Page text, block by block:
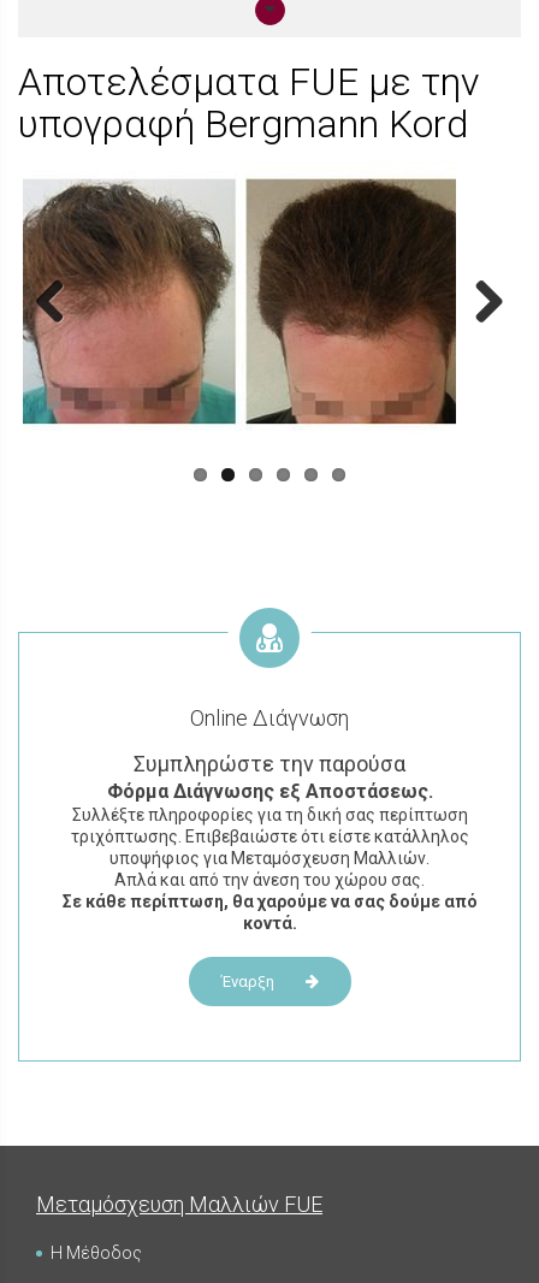
Αποτελέσματα FUE με την
υπογραφή Bergmann Kord
Previous
Online Διάγνωση
Συμπληρώστε την παρούσα
Φόρμα Διάγνωσης εξ Αποστάσεως.
Συλλέξτε πληροφορίες για τη δική σας περίπτωση
τριχόπτωσης. Επιβεβαιώστε ότι είστε κατάλληλος
υποψήφιος για Μεταμόσχευση Μαλλιών.
Απλά και από την άνεση του χώρου σας.
Σε κάθε περίπτωση, θα χαρούμε να σας δούμε από
κοντά.
Έναρξη
Μεταμόσχευση Μαλλιών FUE
Η Μέθοδος